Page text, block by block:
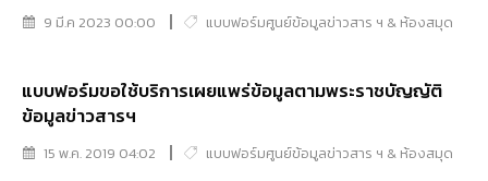
9 มี.ค 2023 00:00 แบบฟอร์มศูนย์ข้อมูลข่าวสาร ฯ & ห้องสมุด
แบบฟอร์มขอใช้บริการเผยแพร่ข้อมูลตามพระราชบัญญัติ
ข้อมูลข่าวสารฯ
15 พ.ค. 2019 04:02 แบบฟอร์มศูนย์ข้อมูลข่าวสาร ฯ & ห้องสมุด